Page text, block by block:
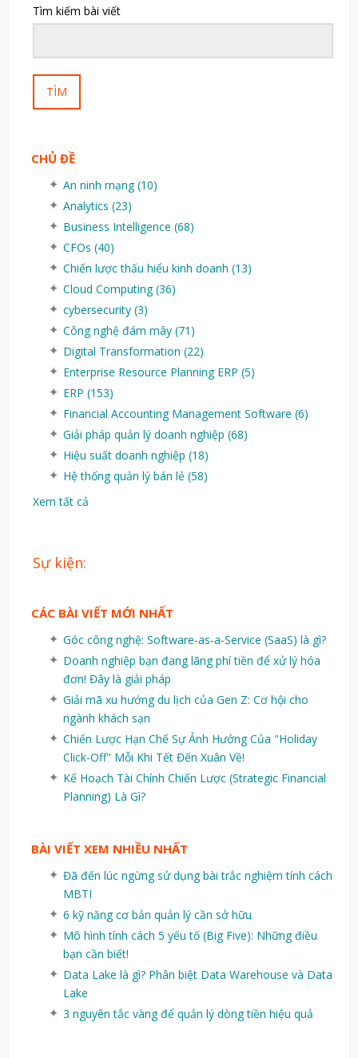
Tìm kiếm bài viết
TÌM
CHỦ ĐỀ
An ninh mạng(10)
Analytics (23)
Business Intelligence (68)
CFOs (40)
Chiến lược thấu hiểu kinh doanh (13)
Cloud Computing(36)
cybersecurity (3)
Công nghệ đám mây (71)
Digital Transformation (22)
Enterprise Resource Planning ERP (5)
ERP (153)
Financial Accounting Management Software (6)
Giải pháp quản lý doanh nghiệp (68)
Hiệu suất doanh nghiệp (18)
Hệ thống quản lý bán lẻ (58)
Xem tất cả
Sự kiện:
CÁC BÀI VIẾT MỚI NHẤT
Góc công nghệ: Software-as-a-Service (SaaS) là gì?
Doanh nghiệp bạn đang lãng phí tiền để xử lý hóa
đơn! Đây là giải pháp
Giải mã xu hướng du lịch của Gen Z: Cơ hội cho
ngành khách sạn
Chiến Lược Hạn Chế Sự Ảnh Hưởng Của "Holiday
Click-Off" Mỗi Khi Tết Đến Xuân Về!
Kế Hoạch Tài Chính Chiến Lược (Strategic Financial
Planning) Là Gì?
BÀI VIẾT XEM NHIỀU NHẤT
Đã đến lúc ngừng sử dụng bài trắc nghiệm tính cách
MBTI
6 kỹ năng cơ bản quản lý cần sở hữu
Mô hình tính cách 5 yếu tố (Big Five): Những điều
bạn cần biết!
Data Lake là gì? Phân biệt Data Warehouse và Data
Lake
3 nguyên tắc vàng để quản lý dòng tiền hiệu quả